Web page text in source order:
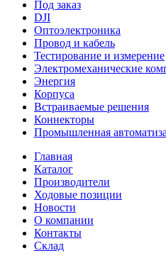
Под заказ
DJI
Оптоэлектроника
Провод и кабель
Тестирование и измерение
Электромеханические
Энергия
Корпуса
Встраиваемые решения
Коннекторы
Промышленная
Главная
Каталог
Производители
Ходовые позиции
Новости
О компании
Контакты
Склад